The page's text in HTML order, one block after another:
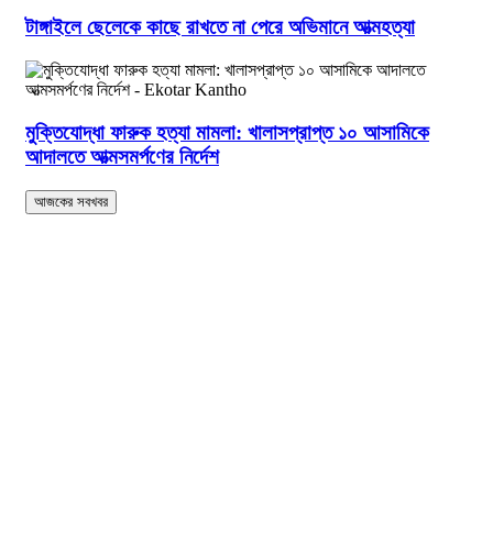
টাঙ্গাইলে ছেলেকে কাছে রাখতে না পেরে অভিমানে আত্মহত্যা
মুক্তিযোদ্ধা ফারুক হত্যা মামলা: খালাসপ্রাপ্ত ১০ আসামিকে
আদালতে আত্মসমর্পণের নির্দেশ